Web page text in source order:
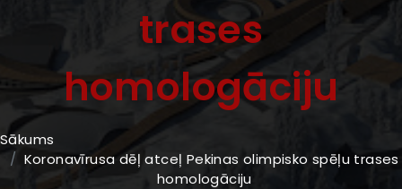
trases
homologāciju
Sākums
Koronavīrusa dēļ atceļ Pekinas olimpisko spēļu trases
homologāciju